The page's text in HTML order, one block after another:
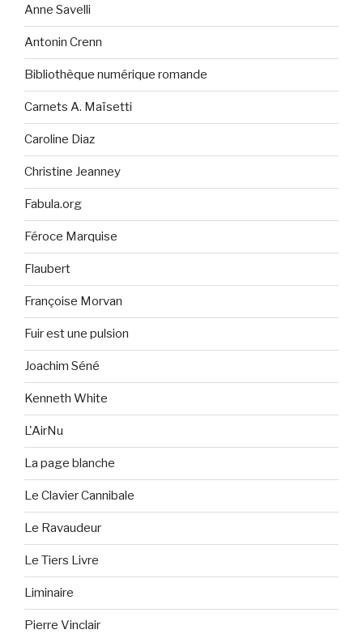
Anne Savelli
Antonin Crenn
Bibliothèque numérique romande
Carnets A. Maïsetti
Caroline Diaz
Christine Jeanney
Fabula.org
Féroce Marquise
Flaubert
Françoise Morvan
Fuir est une pulsion
Joachim Séné
Kenneth White
L'AirNu
La page blanche
Le Clavier Cannibale
Le Ravaudeur
Le Tiers Livre
Liminaire
Pierre Vinclair